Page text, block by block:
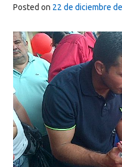
Posted on 22 de diciembre